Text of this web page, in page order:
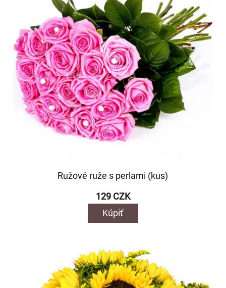
Ružové ruže s perlami (kus)
129 CZK
Kúpiť